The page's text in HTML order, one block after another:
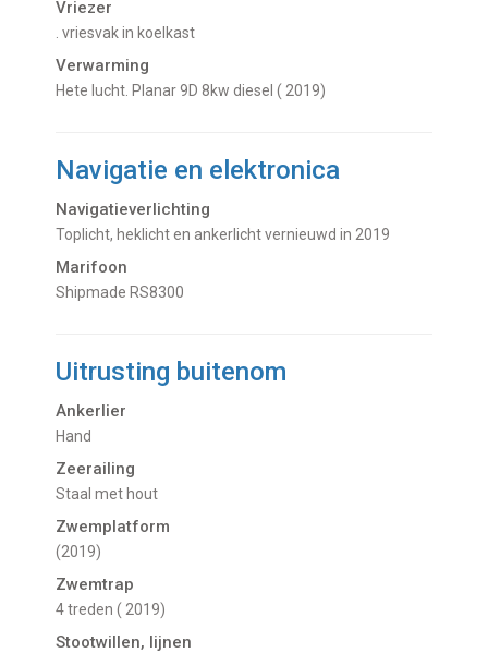
Vriezer
. vriesvak in koelkast
Verwarming
hete lucht. Planar 9D 8kw diesel ( 2019)
Navigatie en elektronica
Navigatieverlichting
Toplicht, heklicht en ankerlicht vernieuwd in 2019
Marifoon
Shipmade RS8300
Uitrusting buitenom
Ankerlier
Hand
Zeerailing
Staal met hout
Zwemplatform
(2019)
Zwemtrap
4 treden ( 2019)
Stootwillen, lijnen